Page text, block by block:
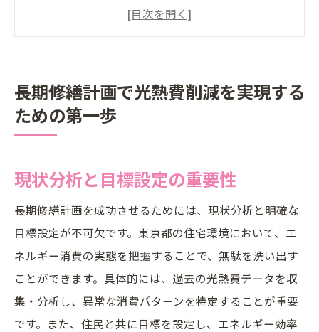
エネルギー消費の透明性を高める方法
トラッキングツールを活用した効果測定
持続可能な長期的効果を得るための秘訣
ガイドラインに基づく東京都の長期修繕計画の
東京都の最新ガイドラインとは
革新的手法で修繕計画を強化する
地域特性を活かした計画の柔軟性向上
他の自治体とは異なる東京都のアプローチ
法令遵守と最適化のバランスの重要性
長期修繕計画で光熱費削減を実現する
ための第一歩
現状分析と目標設定の重要性
長期修繕計画を成功させるためには、現状分析と明確な
目標設定が不可欠です。東京都の住宅環境において、エ
ネルギー消費の実態を把握することで、無駄を洗い出す
ことができます。具体的には、過去の光熱費データを収
集・分析し、異常な消費パターンを特定することが重要
です。また、住民と共に目標を設定し、エネルギー効率